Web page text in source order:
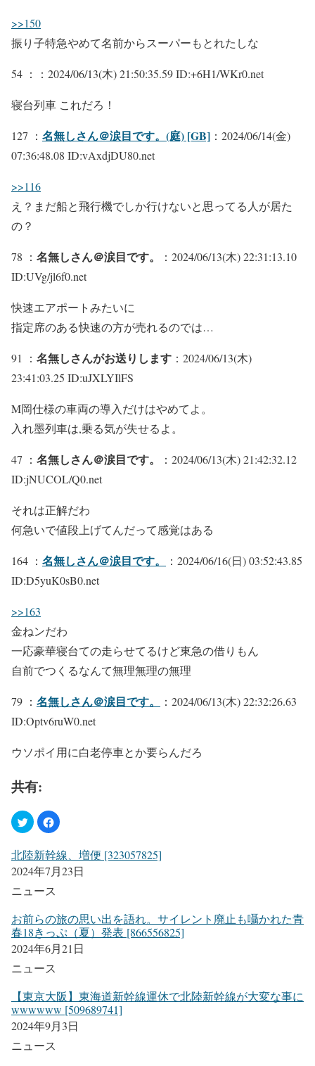
>>150
振り子特急やめて名前からスーパーもとれたしな
54 ： ：2024/06/13(木) 21:50:35.59 ID:+6H1/WKr0.net
寝台列車 これだろ！
127 ： 名無しさん＠涙目です。(庭) [GB] ：2024/06/14(金)
07:36:48.08 ID:vAxdjDU80.net
>>116
え？まだ船と飛行機でしか行けないと思ってる人が居た
の？
78 ： 名無しさん＠涙目です。
：2024/06/13(木) 22:31:13.10
ID:UVg/jl6f0.net
快速エアポートみたいに
指定席のある快速の方が売れるのでは…
91 ： 名無しさんがお送りします ：2024/06/13(木)
23:41:03.25 ID:uJXLYIlFS
M岡仕様の車両の導入だけはやめてよ。
入れ墨列車は,乗る気が失せるよ。
47 ： 名無しさん＠涙目です。
：2024/06/13(木) 21:42:32.12
ID:jNUCOL/Q0.net
それは正解だわ
何急いで値段上げてんだって感覚はある
164 ： 名無しさん＠涙目です。
：2024/06/16(日) 03:52:43.85
ID:D5yuK0sB0.net
>>163
金ねンだわ
一応豪華寝台ての走らせてるけど東急の借りもん
自前でつくるなんて無理無理の無理
79 ： 名無しさん＠涙目です。
：2024/06/13(木) 22:32:26.63
ID:Optv6ruW0.net
ウソポイ用に白老停車とか要らんだろ
共有:
北陸新幹線、増便 [323057825]
2024年7月23日
ニュース
お前らの旅の思い出を語れ。サイレント廃止も囁かれた青
春18きっぷ（夏）発表 [866556825]
2024年6月21日
ニュース
【東京大阪】東海道新幹線運休で北陸新幹線が大変な事に
wwwwww [509689741]
2024年9月3日
ニュース